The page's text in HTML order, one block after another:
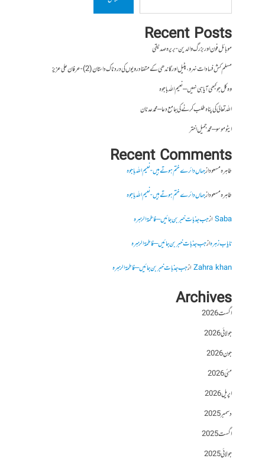
Recent Posts
موبائل فون اور بزرگ والدین- بریرہ صدیقی
مسلم کش فسادات نہرو، پٹیل اور گاندھی کے متضاد رویوں کی درد ناک داستان (2)- عرفان علی عزیز
وہ کل جو کبھی آیا ہی نہیں – نعیم اللہ باجوہ
اللہ تعالیٰ کی پناہ طلب کرنے کی جامع دعا – محمد عدنان
ایٹوموسو – محمد جمیل اختر
Recent Comments
طاہرہ مسعودازجہاں دائرے ختم ہوتے ہیں- نعیم اللہ باجوہ
طاہرہ مسعودازجہاں دائرے ختم ہوتے ہیں- نعیم اللہ باجوہ
Sabaازجب جذبات خبر بن جائیں – فاطمۃالزہرہ
نایاب زہرہازجب جذبات خبر بن جائیں – فاطمۃالزہرہ
Zahra khanازجب جذبات خبر بن جائیں – فاطمۃالزہرہ
Archives
اگست 2026
جولائی 2026
جون 2026
مئی 2026
اپریل 2026
دسمبر 2025
اگست 2025
جولائی 2025